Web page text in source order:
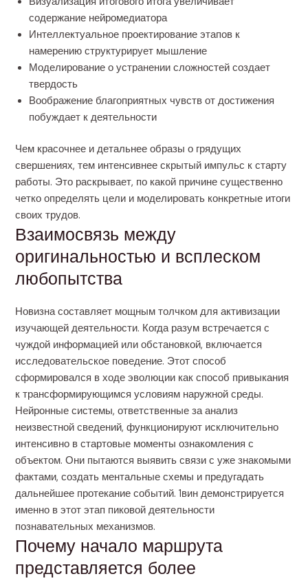
содержание нейромедиатора
Интеллектуальное проектирование этапов к
намерению структурирует мышление
Моделирование о устранении сложностей создает
твердость
Воображение благоприятных чувств от достижения
побуждает к деятельности
Чем красочнее и детальнее образы о грядущих
свершениях, тем интенсивнее скрытый импульс к старту
работы. Это раскрывает, по какой причине существенно
четко определять цели и моделировать конкретные итоги
своих трудов.
Взаимосвязь между
оригинальностью и всплеском
любопытства
Новизна составляет мощным толчком для активизации
изучающей деятельности. Когда разум встречается с
чуждой информацией или обстановкой, включается
исследовательское поведение. Этот способ
сформировался в ходе эволюции как способ привыкания
к трансформирующимся условиям наружной среды.
Нейронные системы, ответственные за анализ
неизвестной сведений, функционируют исключительно
интенсивно в стартовые моменты ознакомления с
объектом. Они пытаются выявить связи с уже знакомыми
фактами, создать ментальные схемы и предугадать
дальнейшее протекание событий. 1вин демонстрируется
именно в этот этап пиковой деятельности
познавательных механизмов.
Почему начало маршрута
представляется более